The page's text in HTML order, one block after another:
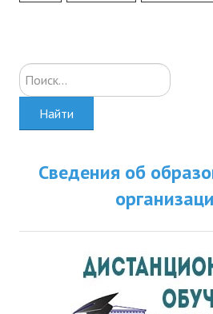
Искать...
Найти
Сведения об